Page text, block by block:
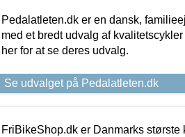
Pedalatleten.dk er en dansk,
med et bredt udvalg af
her for at se deres udvalg.
Se udvalget på Pedalatleten.dk
FriBikeShop.dk er Danmarks